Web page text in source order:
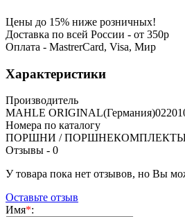
Цены до 15% ниже розничных!
Доставка по всей России - от 350р
Оплата - MastrerCard, Visa, Мир
Характеристики
Производитель
MAHLE
Номера по каталогу
ПОРШНИ /
Отзывы - 0
У товара пока нет отзывов, но Вы
Оставьте отзыв
Имя*: